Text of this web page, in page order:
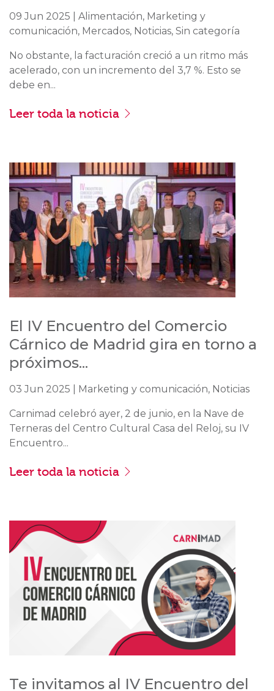
09 Jun 2025 | Alimentación, Marketing y
comunicación, Mercados, Noticias, Sin categoría
No obstante, la facturación creció a un ritmo más
acelerado, con un incremento del 3,7 %. Esto se
debe en...
Leer toda la noticia
El IV Encuentro del Comercio
Cárnico de Madrid gira en torno a
próximos...
03 Jun 2025 | Marketing y comunicación, Noticias
Carnimad celebró ayer, 2 de junio, en la Nave de
Terneras del Centro Cultural Casa del Reloj, su IV
Encuentro...
Leer toda la noticia
Te invitamos al IV Encuentro del